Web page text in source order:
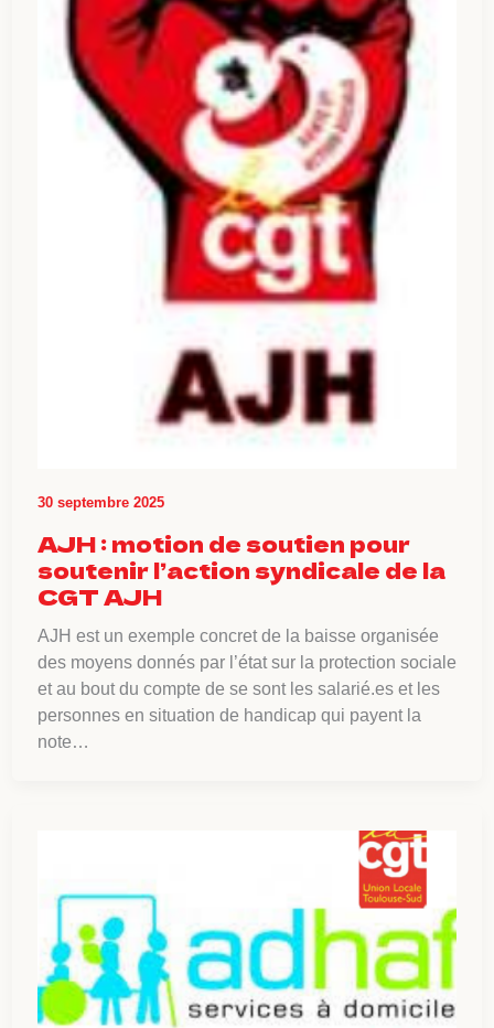
30 septembre 2025
AJH : motion de soutien pour
soutenir l’action syndicale de la
CGT AJH
AJH est un exemple concret de la baisse organisée
des moyens donnés par l’état sur la protection sociale
et au bout du compte de se sont les salarié.es et les
personnes en situation de handicap qui payent la
note…